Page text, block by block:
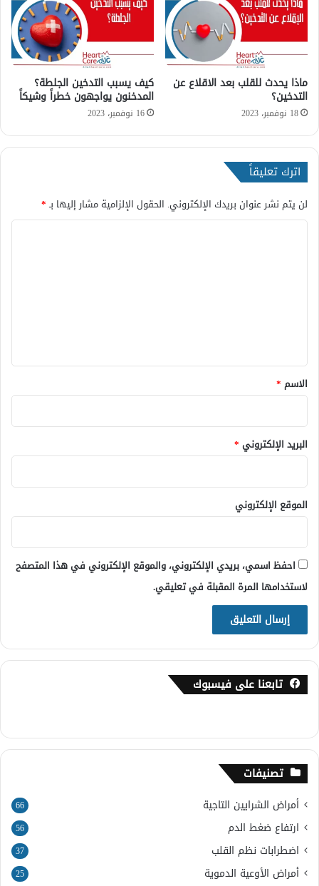
ك
ه
ل
ي
م
ن
أ
ن
ؤ
د
إ
ل
ى
ماذا يحدث للقلب بعد الاقلاع عن
التدخين؟
18 نوفمبر، 2023
كيف يسبب التدخين الجلطة؟
المدخنون يواجهون خطراً وشيكاً
16 نوفمبر، 2023
اترك تعليقاً
لن يتم نشر عنوان بريدك الإلكتروني. الحقول الإلزامية مشار إليها بـ*
*
الاسم *
البريد الإلكتروني *
الموقع الإلكتروني
احفظ اسمي، بريدي الإلكتروني، والموقع الإلكتروني في هذا المتصفح
لاستخدامها المرة المقبلة في تعليقي.
تابعنا على فيسبوك
تصنيفات
أمراض الشرايين التاجية 66
ارتفاع ضغط الدم 56
اضطرابات نظم القلب 37
أمراض الأوعية الدموية 25